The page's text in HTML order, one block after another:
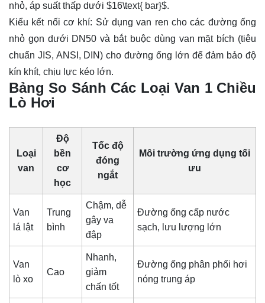
nhỏ, áp suất thấp dưới $16\text{ bar}$.
Kiểu kết nối cơ khí: Sử dụng van ren cho các đường ống
nhỏ gọn dưới DN50 và bắt buộc dùng van mặt bích (tiêu
chuẩn JIS, ANSI, DIN) cho đường ống lớn để đảm bảo độ
kín khít, chịu lực kéo lớn.
Bảng So Sánh Các Loại Van 1 Chiều
Lò Hơi
Loại
van
Độ
bền
cơ
học
Tốc độ
đóng
ngắt
Môi trường ứng dụng tối
ưu
Van
lá lật
Trung
bình
Chậm, dễ
gây va
đập
Đường ống cấp nước
sạch, lưu lượng lớn
Van
lò xo
Cao
Nhanh,
giảm
chấn tốt
Đường ống phân phối hơi
nóng trung áp